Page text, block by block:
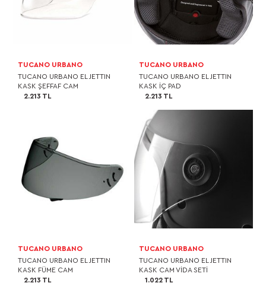
TUCANO URBANO
TUCANO URBANO EL JETTIN
KASK ŞEFFAF CAM
2.213 TL
TUCANO URBANO
TUCANO URBANO EL JETTIN
KASK İÇ PAD
2.213 TL
TUCANO URBANO
TUCANO URBANO EL JETTIN
KASK FÜME CAM
2.213 TL
TUCANO URBANO
TUCANO URBANO EL JETTIN
KASK CAM VİDA SETİ
1.022 TL